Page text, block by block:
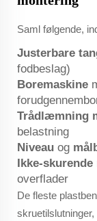
Saml følgende,
Justerbare
fodbeslag)
Boremaskine
Trådlæmning
belastning
Niveau og
Ikke-
overflader
De fleste